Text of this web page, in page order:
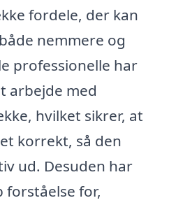
fordele, der kan
nemmere og
professionelle har
arbejde med
hvilket sikrer, at
korrekt, så den
ud. Desuden har
forståelse for,